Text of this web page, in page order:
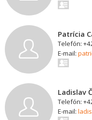
Patrícia
Telefón:
E-mail:
Ladislav
Telefón:
E-mail: